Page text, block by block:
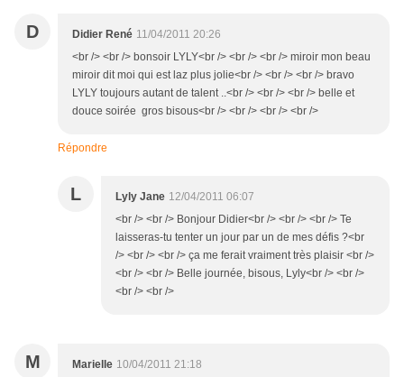
D Didier René 11/04/2011 20:26
<br /> <br /> bonsoir LYLY<br /> <br /> <br /> miroir mon beau
miroir dit moi qui est laz plus jolie<br /> <br /> <br /> bravo
LYLY toujours autant de talent ..<br /> <br /> <br /> belle et
douce soirée gros bisous<br /> <br /> <br /> <br />
Répondre
L Lyly Jane 12/04/2011 06:07
<br /> <br /> Bonjour Didier<br /> <br /> <br /> Te
laisseras-tu tenter un jour par un de mes défis ?<br
/> <br /> <br /> ça me ferait vraiment très plaisir <br />
<br /> <br /> Belle journée, bisous, Lyly<br /> <br />
<br /> <br />
M Marielle 10/04/2011 21:18